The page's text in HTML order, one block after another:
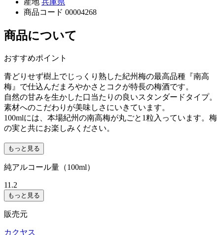
産地 兵庫県
商品コード 00004268
商品について
おすすめポイント
青どりせず樹上でじっくり熟した紀州梅の最高品種『南高
梅』で仕込んだまろやかさとコクが特長の梅酒です。
自然の甘みを生かした口当たりの良いスタンダードタイプ。
素材へのこだわりが美味しさにいきています。
100mlには、本場紀州の南高梅が丸ごと1粒入っています。梅
の実と共にお楽しみください。
もっと見る
純アルコール量（100ml）
11.2
もっと見る
販売元
カクヤス